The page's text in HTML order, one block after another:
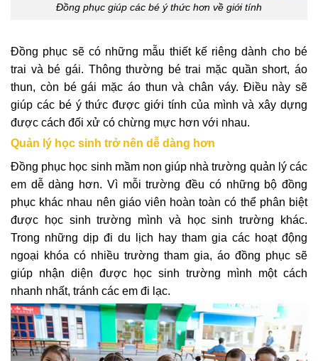
Đồng phục giúp các bé ý thức hơn về giới tính
Đồng phục sẽ có những mẫu thiết kế riêng dành cho bé
trai và bé gái. Thông thường bé trai mặc quần short, áo
thun, còn bé gái mặc áo thun và chân váy. Điều này sẽ
giúp các bé ý thức được giới tính của mình và xây dựng
được cách đối xử có chừng mực hơn với nhau.
Quản lý học sinh trở nên dễ dàng hơn
Đồng phục học sinh mầm non giúp nhà trường quản lý các
em dễ dàng hơn. Vì mỗi trường đều có những bộ đồng
phục khác nhau nên giáo viên hoàn toàn có thể phân biệt
được học sinh trường mình và học sinh trường khác.
Trong những dịp đi du lịch hay tham gia các hoạt động
ngoại khóa có nhiều trường tham gia, áo đồng phục sẽ
giúp nhận diện được học sinh trường mình một cách
nhanh nhất, tránh các em đi lạc.